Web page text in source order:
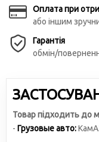
Оплата при
або іншим
Гарантія
обмін/
Товар підходить до
- Грузовые авто: